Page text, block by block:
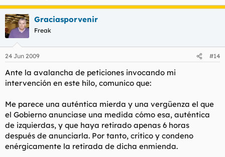
Graciasporvenir
Freak
24 Jun 2009 #14
Ante la avalancha de peticiones invocando mi
intervención en este hilo, comunico que:
Me parece una auténtica mierda y una vergüenza el que
el Gobierno anunciase una medida cómo esa, auténtica
de izquierdas, y que haya retirado apenas 6 horas
después de anunciarla. Por tanto, critico y condeno
enérgicamente la retirada de dicha enmienda.